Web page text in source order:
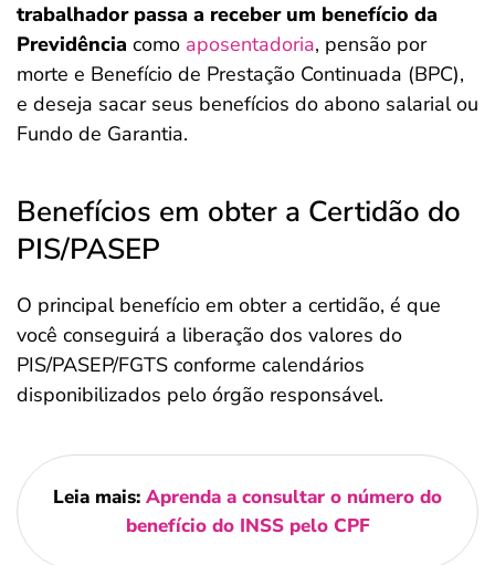
trabalhador passa a receber um benefício da
Previdência como aposentadoria, pensão por
morte e Benefício de Prestação Continuada (BPC),
e deseja sacar seus benefícios do abono salarial ou
Fundo de Garantia.
Benefícios em obter a Certidão do
PIS/PASEP
O principal benefício em obter a certidão, é que
você conseguirá a liberação dos valores do
PIS/PASEP/FGTS conforme calendários
disponibilizados pelo órgão responsável.
Leia mais: Aprenda a consultar o número do
benefício do INSS pelo CPF